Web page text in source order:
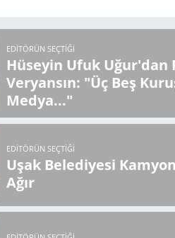
EDITÖRÜN SEÇTIĞI
Hüseyin Ufuk Uğur'dan
Veryansın: "Üç Beş
Medya..."
EDITÖRÜN SEÇTIĞI
Uşak Belediyesi
Ağır